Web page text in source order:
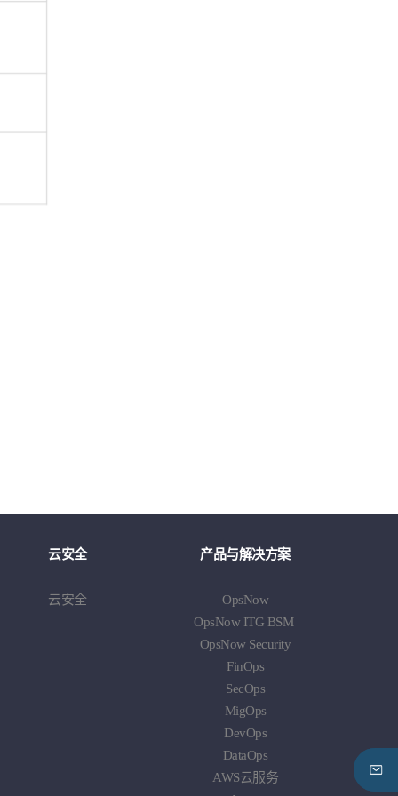
云安全
云安全
产品与解决方案
OpsNow
OpsNow ITG BSM
OpsNow Security
FinOps
SecOps
MigOps
DevOps
DataOps
AWS云服务